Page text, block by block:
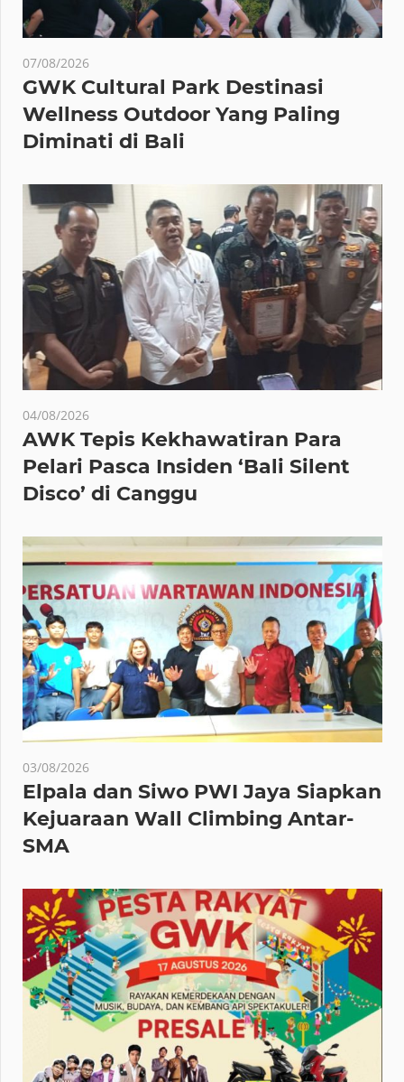
07/08/2026
GWK Cultural Park Destinasi
Wellness Outdoor Yang Paling
Diminati di Bali
04/08/2026
AWK Tepis Kekhawatiran Para
Pelari Pasca Insiden ‘Bali Silent
Disco’ di Canggu
03/08/2026
Elpala dan Siwo PWI Jaya Siapkan
Kejuaraan Wall Climbing Antar-
SMA